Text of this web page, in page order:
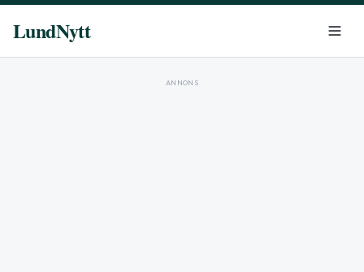
LundNytt
ANNONS